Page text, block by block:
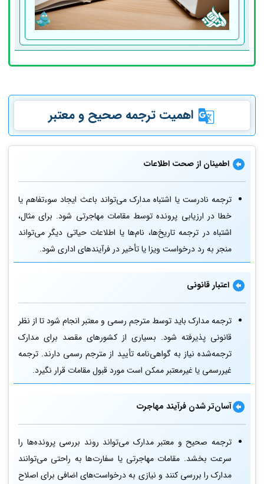
اهمیت ترجمه صحیح و معتبر
اطمینان از صحت اطلاعات
ترجمه نادرست یا اشتباه مدارک می‌تواند باعث ایجاد سوءتفاهم یا
خطا در ارزیابی پرونده توسط مقامات مهاجرتی شود. برای مثال،
اشتباه در ترجمه تاریخ‌ها، نام‌ها یا اطلاعات حیاتی دیگر می‌تواند
منجر به رد درخواست ویزا یا تأخیر در فرآیندهای اداری شود.
اعتبار قانونی
ترجمه مدارک باید توسط مترجم رسمی و معتبر انجام شود تا از نظر
قانونی پذیرفته شود. بسیاری از کشورهای مقصد برای مدارک
ترجمه‌شده نیاز به گواهی‌نامه تأیید از مترجم رسمی دارند. ترجمه
غیررسمی یا غیرمعتبر ممکن است مورد قبول مقامات قرار نگیرد.
آسان‌تر شدن فرآیند مهاجرت
ترجمه صحیح و معتبر مدارک می‌تواند روند بررسی پرونده‌ها را
سرعت بخشد. مقامات مهاجرتی یا سفارت‌ها به راحتی می‌توانند
مدارک را بررسی کنند و نیازی به درخواست‌های اضافی برای اصلاح